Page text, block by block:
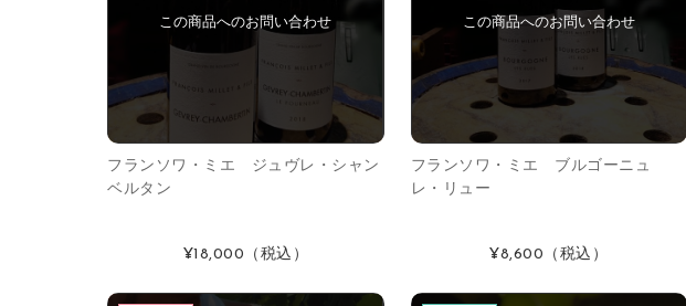
この商品へのお問い合わせ
フランソワ・ミエ ジュヴレ・シャン
ベルタン
¥18,000 （税込）
この商品へのお問い合わせ
フランソワ・ミエ ブルゴーニュ
レ・リュー
¥8,600 （税込）